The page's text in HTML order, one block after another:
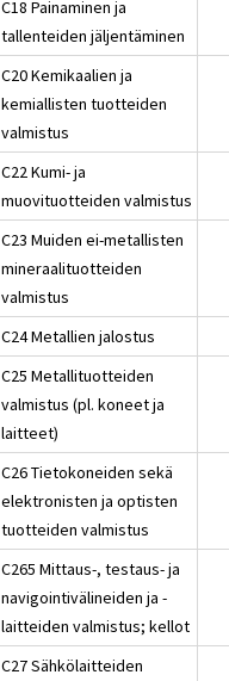
C18 Painaminen ja
tallenteiden jäljentäminen
C20 Kemikaalien ja
kemiallisten tuotteiden
valmistus
C22 Kumi- ja
muovituotteiden valmistus
C23 Muiden ei-metallisten
mineraalituotteiden
valmistus
C24 Metallien jalostus
C25 Metallituotteiden
valmistus (pl. koneet ja
laitteet)
C26 Tietokoneiden sekä
elektronisten ja optisten
tuotteiden valmistus
C265 Mittaus-, testaus- ja
navigointivälineiden ja -
laitteiden valmistus; kellot
C27 Sähkölaitteiden